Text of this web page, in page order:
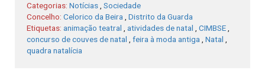
Categorias: Notícias, Sociedade
Concelho: Celorico da Beira, Distrito da Guarda
Etiquetas: animação teatral , atividades de natal , CIMBSE,
concurso de couves de natal , feira à moda antiga, Natal ,
quadra natalícia